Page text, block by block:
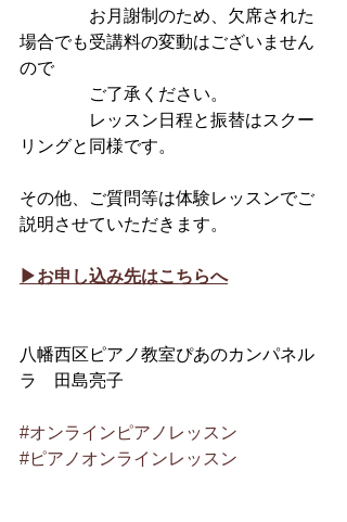
お月謝制のため、欠席された
場合でも受講料の変動はございません
ので
ご了承ください。
レッスン日程と振替はスクー
リングと同様です。
その他、ご質問等は体験レッスンでご
説明させていただきます。
▶︎お申し込み先はこちらへ
八幡西区ピアノ教室ぴあのカンパネル
ラ　田島亮子
#オンラインピアノレッスン
#ピアノオンラインレッスン